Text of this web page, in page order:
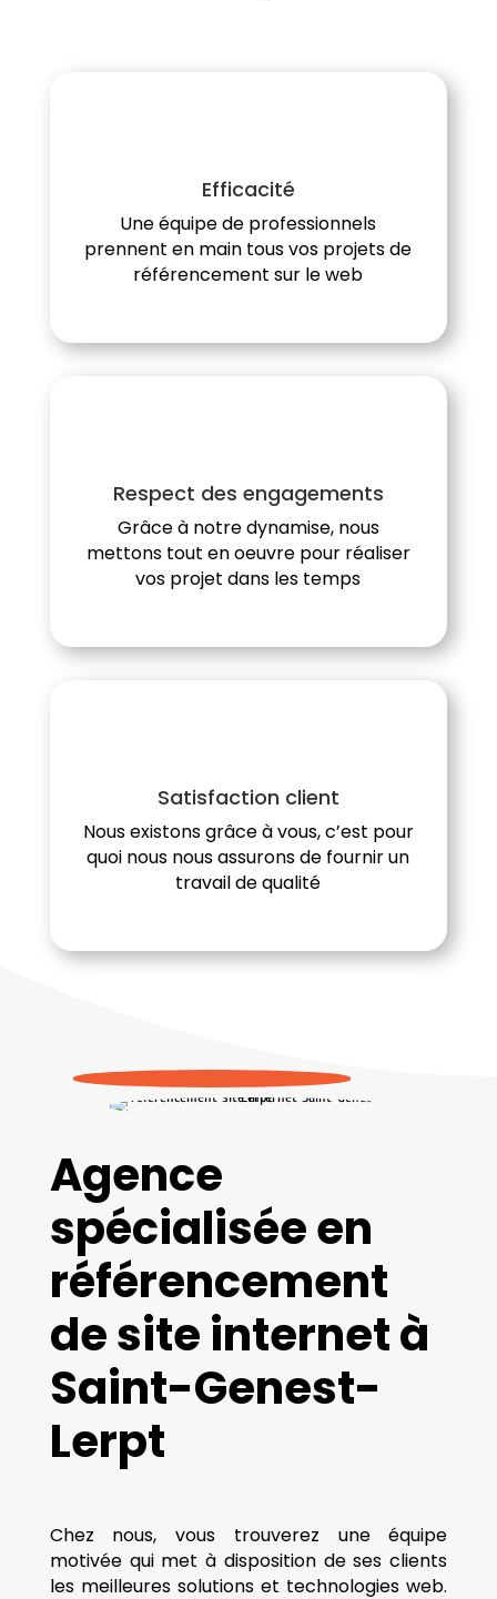
Efficacité
Une équipe de professionnels
prennent en main tous vos projets de
référencement sur le web
Respect des engagements
Grâce à notre dynamise, nous
mettons tout en oeuvre pour réaliser
vos projet dans les temps
Satisfaction client
Nous existons grâce à vous, c’est pour
quoi nous nous assurons de fournir un
travail de qualité
Agence
spécialisée en
référencement
de site internet à
Saint-Genest-
Lerpt
Chez nous, vous trouverez une équipe
motivée qui met à disposition de ses clients
les meilleures solutions et technologies web.